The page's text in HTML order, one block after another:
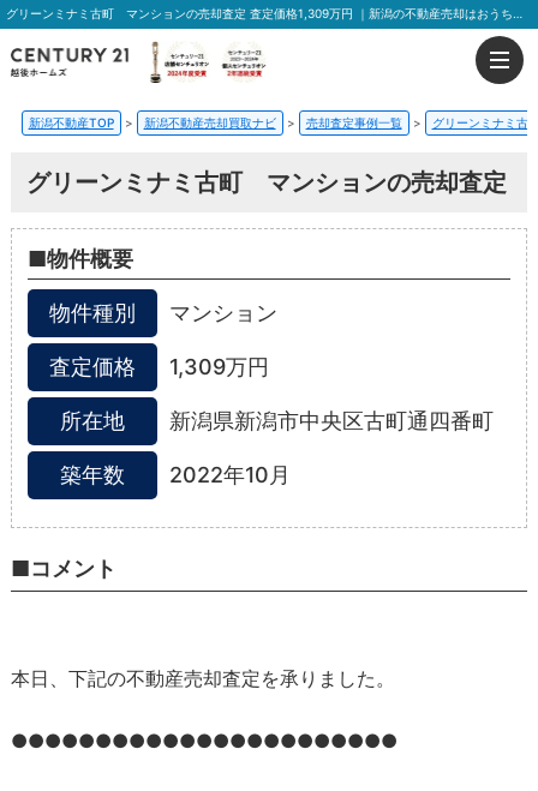
グリーンミナミ古町 マンションの売却査定 査定価格1,309万円 ｜新潟の不動産売却はおうちの売却プラス越後ホームズ
新潟不動産TOP > 新潟不動産売却買取ナビ > 売却査定事例一覧 > グリーンミナミ古
グリーンミナミ古町 マンションの売却査定
■物件概要
物件種別 マンション
査定価格 1,309万円
所在地 新潟県新潟市中央区古町通四番町
築年数 2022年10月
■コメント
本日、下記の不動産売却査定を承りました。
●●●●●●●●●●●●●●●●●●●●●●●